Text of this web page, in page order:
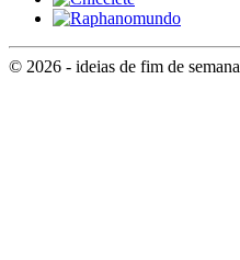
© 2026 - ideias de fim de semana